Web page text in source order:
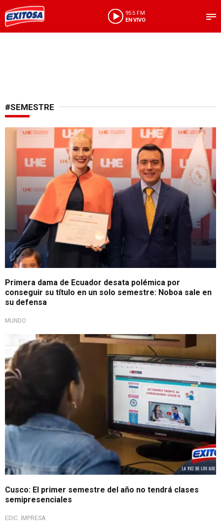
95.5 FM
EN VIVO
#SEMESTRE
Cuestionamientos académicos
Primera dama de Ecuador desata polémica por
conseguir su título en un solo semestre: Noboa sale en
su defensa
MUNDO
Cusco: El primer semestre del año no tendrá clases
semipresenciales
EDIC. IMPRESA